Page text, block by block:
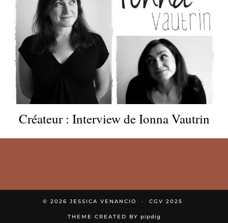
Créateur : Interview de Ionna Vautrin
© 2026 JESSICA VENANCIO CGV 2025
THEME CREATED BY pipdig